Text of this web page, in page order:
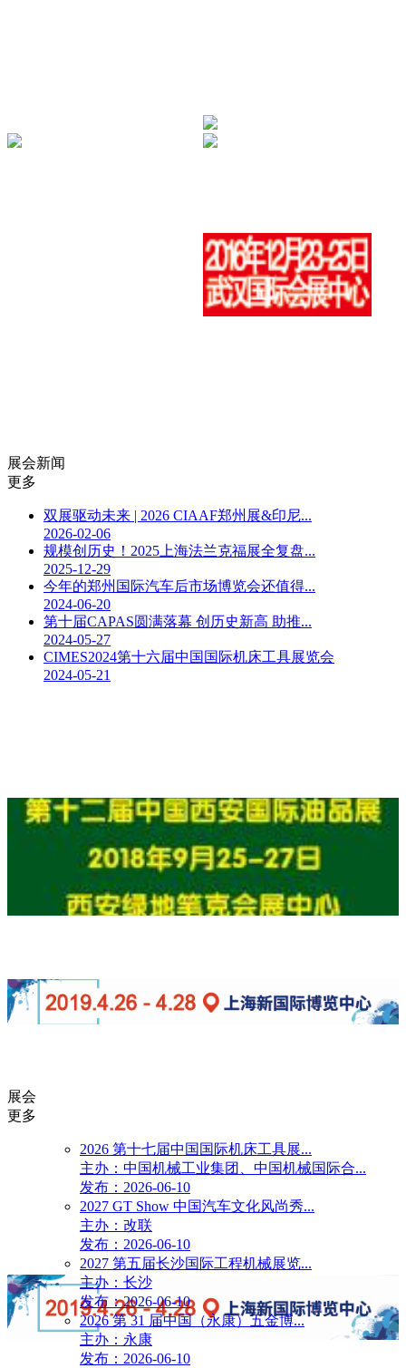
展会新闻
更多
双展驱动未来 | 2026 CIAAF郑州展&印尼...
2026-02-06
规模创历史！2025上海法兰克福展全复盘...
2025-12-29
今年的郑州国际汽车后市场博览会还值得...
2024-06-20
第十届CAPAS圆满落幕 创历史新高 助推...
2024-05-27
CIMES2024第十六届中国国际机床工具展览会
2024-05-21
展会
更多
2026 第十七届中国国际机床工具展...
主办：中国机械工业集团、中国机械国际合...
发布：2026-06-10
2027 GT Show 中国汽车文化风尚秀...
主办：改联
发布：2026-06-10
2027 第五届长沙国际工程机械展览...
主办：长沙
发布：2026-06-10
2026 第 31 届中国（永康）五金博...
主办：永康
发布：2026-06-10